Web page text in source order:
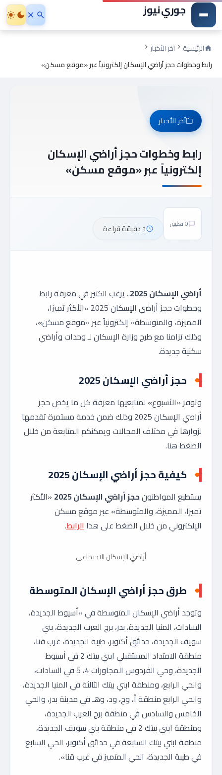
جوري نيوز
الرئيسية
آخر الأخبار
رابط وخطوات حجز أراضي الإسكان إلكترونياً عبر «موقع مسكن»
آخر الأخبار
رابط وخطوات حجز أراضي الإسكان
إلكترونياً عبر «موقع مسكن»
0 تعليق 1 دقيقة قراءة
أراضي الإسكان 2025
.. يرغب الكثير في معرفة رابط
وخطوات حجز أراضي الإسكان 2025 «الأكثر تميزا،
المميزة، والمتوسطة» إلكترونياً عبر «موقع مسكن»،
وذلك تزامنا مع طرح وزارة الإسكان لـ وحدات وأراضي
سكنية جديدة.
حجز أراضي الإسكان 2025
وتوفر «الأسبوع» لمتابعيها معرفة كل ما يخص حجز
أراضي الإسكان 2025 وذلك ضمن خدمة مستمرة تقدمها
لزوارها في مختلف المجالات ويمكنكم المتابعة من خلال
الضغط هنا.
كيفية حجز أراضي الإسكان 2025
يستطيع المواطنونحجز أراضي الإسكان 2025
«الأكثر
تميزا، المميزة، والمتوسطة» عبر موقع مسكن
الإلكتروني من خلال الضغط على هذاالرابط.
أراضي الإسكان الاجتماعي
طرق حجز أراضي الإسكان المتوسطة
وتوجد أراضي الإسكان المتوسطة في «أسيوط الجديدة،
السادات، المنيا الجديدة، بدر، برج العرب الجديدة، بني
سويف الجديدة، حدائق أكتوبر، طيبة الجديدة، غرب قنا،
منطقة الامتداد المستقبلي ابني بيتك 2 في أسيوط
الجديدة، وحي الفردوس المجاورات 4، 5 في السادات،
والحي الرابع، ومنطقة ابني بيتك الثالثة في المنيا الجديدة،
والحي الرابع منطقة أ، وج، ود، وهـ في مدينة بدر، والحي
الخامس والسادس في منطقة برج العرب الجديدة،
ومنطقة ابني بيتك 2 في منطقة بني سويف الجديدة،
منطقة ابني بيتك السابعة في حدائق أكتوبر، الحي السابع
في طيبة الجديدة، الحي المتميز في غرب قنا».